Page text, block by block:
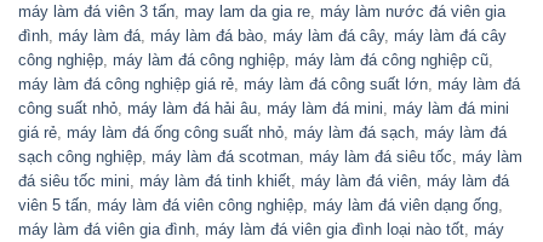
máy làm đá viên 3 tấn may lam da gia re máy làm nước đá viên gia
đình máy làm đá máy làm đá bào máy làm đá cây, máy làm đá cây
công nghiệp máy làm đá công nghiệp máy làm đá công nghiệp cũ
máy làm đá công nghiệp giá rẻ máy làm đá công suất lớn máy làm đá
công suất nhỏ máy làm đá hải âu máy làm đá mini máy làm đá mini
giá rẻ máy làm đá ống công suất nhỏ máy làm đá sạch máy làm đá
sạch công nghiệp máy làm đá scotman máy làm đá siêu tốc máy làm
đá siêu tốc mini máy làm đá tinh khiết máy làm đá viên máy làm đá
viên 5 tấn máy làm đá viên công nghiệp máy làm đá viên dạng ống
máy làm đá viên gia đình máy làm đá viên gia đình loại nào tốt máy